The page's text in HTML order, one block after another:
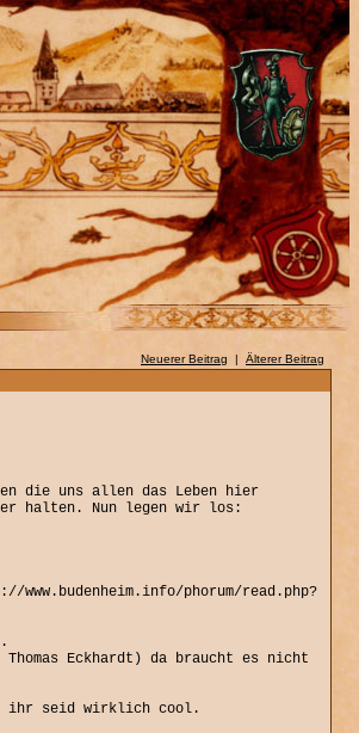
Neuerer Beitrag | Älterer Beitrag
die uns allen das Leben hier
halten. Nun legen wir los:
phorum/read.php?
Eckhardt) da braucht es nicht
ihr seid wirklich cool.